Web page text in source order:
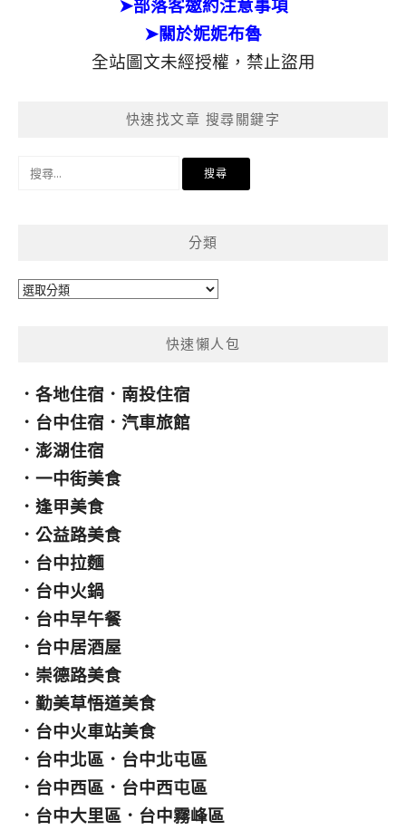
➤部落客邀約注意事項
➤關於妮妮布魯
全站圖文未經授權，禁止盜用
快速找文章 搜尋關鍵字
分類
分
快速懶人包
． 各地住宿 ． 南投住宿
． 台中住宿 ． 汽車旅館
． 澎湖住宿
． 一中街美食
． 逢甲美食
． 公益路美食
． 台中拉麵
． 台中火鍋
． 台中早午餐
． 台中居酒屋
． 崇德路美食
． 勤美草悟道美食
． 台中火車站美食
． 台中北區 ． 台中北屯區
． 台中西區 ． 台中西屯區
． 台中大里區 ． 台中霧峰區